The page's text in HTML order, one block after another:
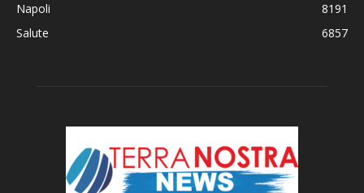
Napoli
8191
Salute
6857